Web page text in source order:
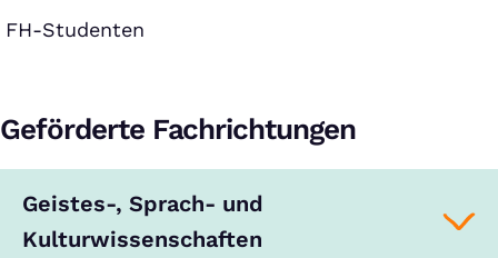
FH-Studenten
Geförderte Fachrichtungen
Geistes-, Sprach- und
Kulturwissenschaften